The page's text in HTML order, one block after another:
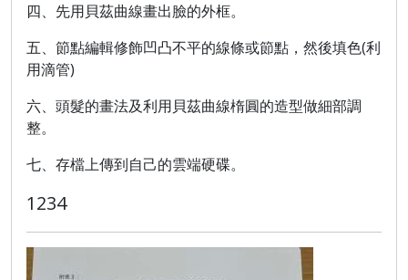
四、先用貝茲曲線畫出臉的外框。
五、節點編輯修飾凹凸不平的線條或節點，然後填色(利
用滴管)
六、頭髮的畫法及利用貝茲曲線楕圓的造型做細部調
整。
七、存檔上傳到自己的雲端硬碟。
1234